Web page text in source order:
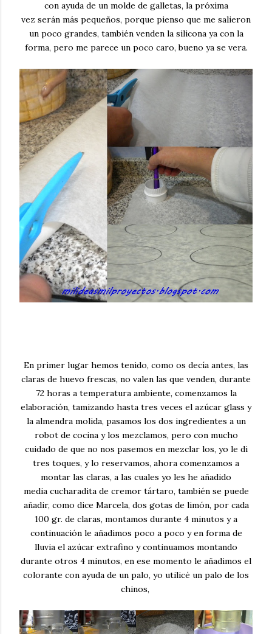
con ayuda de un molde de galletas, la próxima
vez serán más pequeños, porque pienso que me salieron
un poco grandes, también venden la silicona ya con la
forma, pero me parece un poco caro, bueno ya se vera.
En primer lugar hemos tenido, como os decía antes, las
claras de huevo frescas, no valen las que venden, durante
72 horas a temperatura ambiente, comenzamos la
elaboración, tamizando hasta tres veces el azúcar glass y
la almendra molida, pasamos los dos ingredientes a un
robot de cocina y los mezclamos, pero con mucho
cuidado de que no nos pasemos en mezclar los, yo le di
tres toques, y lo reservamos, ahora comenzamos a
montar las claras, a las cuales yo les he añadido
media cucharadita de cremor tártaro, también se puede
añadir, como dice Marcela, dos gotas de limón, por cada
100 gr. de claras, montamos durante 4 minutos y a
continuación le añadimos poco a poco y en forma de
lluvia el azúcar extrafino y continuamos montando
durante otros 4 minutos, en ese momento le añadimos el
colorante con ayuda de un palo, yo utilicé un palo de los
chinos,